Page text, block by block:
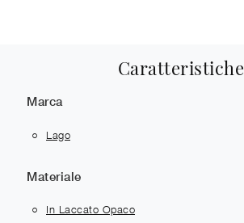
Caratteristiche
Marca
Lago
Materiale
In Laccato Opaco